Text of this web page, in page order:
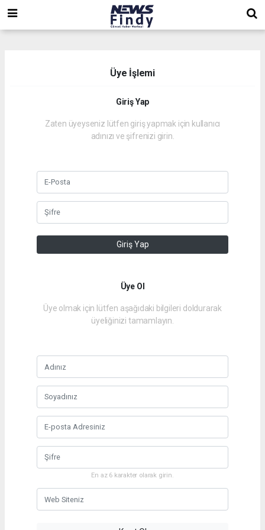
Üye İşlemi
Giriş Yap
Zaten üyeyseniz lütfen giriş yapmak için kullanıcı
adınızı ve şifrenizi girin.
Giriş Yap
Üye Ol
Üye olmak için lütfen aşağıdaki bilgileri doldurarak
üyeliğinizi tamamlayın.
En az 6 karakter olarak girin.